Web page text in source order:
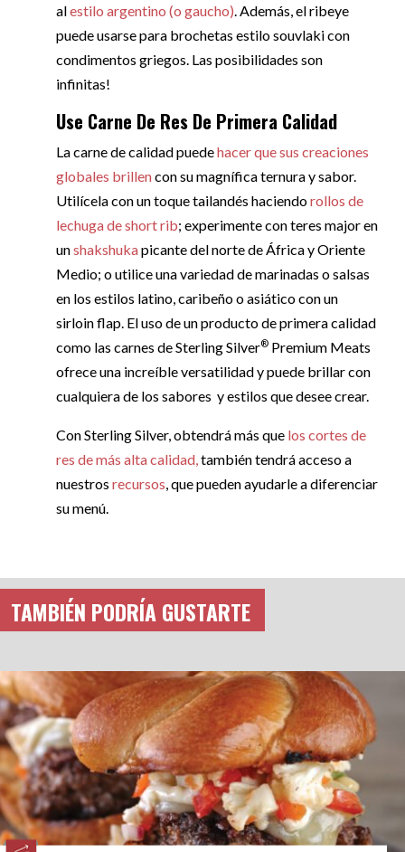
alestilo argentino (o gaucho). Además, el ribeye
puede usarse para brochetas estilo souvlaki con
condimentos griegos. Las posibilidades son
infinitas!
Use Carne De Res De Primera Calidad
La carne de calidad puedehacer que sus creaciones
globales brillencon su magnífica ternura y sabor.
Utilícela con un toque tailandés haciendorollos de
lechuga de short rib; experimente con teres major en
unshakshukapicante del norte de África y Oriente
Medio; o utilice una variedad de marinadas o salsas
en los estilos latino, caribeño o asiático con un
sirloin flap. El uso de un producto de primera calidad
como las carnes de Sterling Silver®Premium Meats
ofrece una increíble versatilidad y puede brillar con
cualquiera de los sabores y estilos que desee crear.
Con Sterling Silver, obtendrá más que los cortes de
res de más alta calidad,también tendrá acceso a
nuestros recursos, que pueden ayudarle a diferenciar
su menú.
TAMBIÉN PODRÍA GUSTARTE